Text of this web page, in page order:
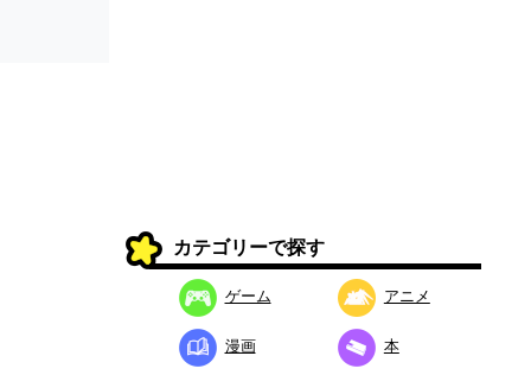
カテゴリーで探す
ゲーム アニメ
漫画 本